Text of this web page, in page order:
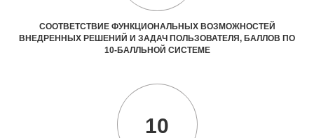
СООТВЕТСТВИЕ ФУНКЦИОНАЛЬНЫХ ВОЗМОЖНОСТЕЙ
ВНЕДРЕННЫХ РЕШЕНИЙ И ЗАДАЧ ПОЛЬЗОВАТЕЛЯ, БАЛЛОВ ПО
10-БАЛЛЬНОЙ СИСТЕМЕ
10